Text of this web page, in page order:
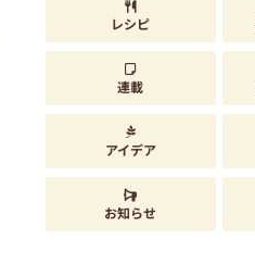
レシピ
連載
アイデア
お知らせ